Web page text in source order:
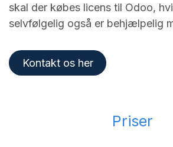
skal der købes licens til Odoo,
selvfølgelig også er behjælpelig
Kontakt os​​​​ her
Priser